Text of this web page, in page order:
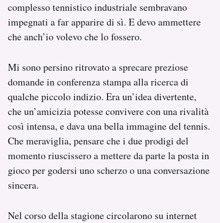
complesso tennistico industriale sembravano
impegnati a far apparire di sì. E devo ammettere
che anch’io volevo che lo fossero.
Mi sono persino ritrovato a sprecare preziose
domande in conferenza stampa alla ricerca di
qualche piccolo indizio. Era un’idea divertente,
che un’amicizia potesse convivere con una rivalità
così intensa, e dava una bella immagine del tennis.
Che meraviglia, pensare che i due prodigi del
momento riuscissero a mettere da parte la posta in
gioco per godersi uno scherzo o una conversazione
sincera.
Nel corso della stagione circolarono su internet